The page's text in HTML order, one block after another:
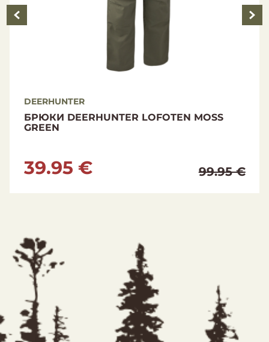
DEERHUNTER
БРЮКИ DEERHUNTER SLOGEN ZIP-OFF
BLACK INK
39.95 € 129.99 €